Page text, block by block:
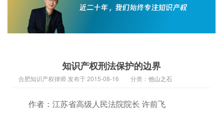
知识产权刑法保护的边界
合肥知识产权律师 发布于 2015-08-16 分类： 他山之石
作者：江苏省高级人民法院院长 许前飞